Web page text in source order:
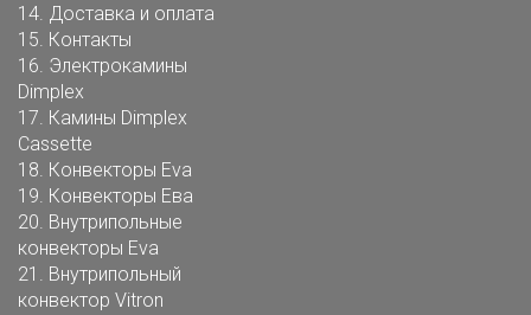
14. Доставка и оплата
15. Контакты
16. Электрокамины
Dimplex
17. Камины Dimplex
Cassette
18. Конвекторы Eva
19. Конвекторы Ева
20. Внутрипольные
конвекторы Eva
21. Внутрипольный
конвектор Vitron